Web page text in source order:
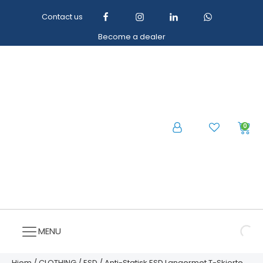
Contact us
Become a dealer
0
MENU